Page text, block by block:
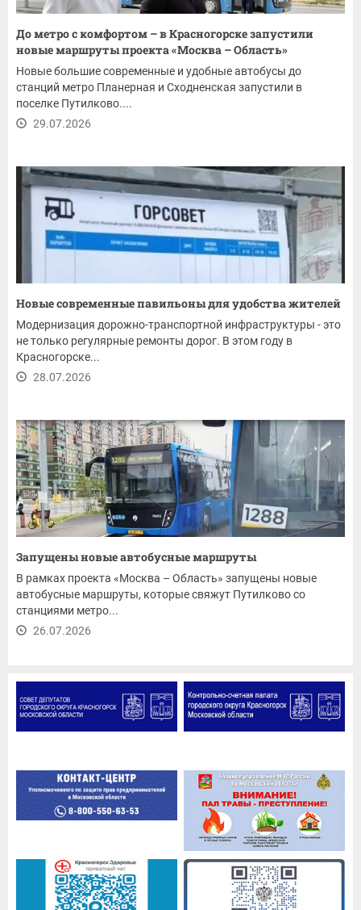
До метро с комфортом – в Красногорске запустили
новые маршруты проекта «Москва – Область»
Новые большие современные и удобные автобусы до
станций метро Планерная и Сходненская запустили в
поселке Путилково....
29.07.2026
Новые современные павильоны для удобства жителей
Модернизация дорожно-транспортной инфраструктуры - это
не только регулярные ремонты дорог. В этом году в
Красногорске...
28.07.2026
Запущены новые автобусные маршруты
В рамках проекта «Москва – Область» запущены новые
автобусные маршруты, которые свяжут Путилково со
станциями метро...
26.07.2026